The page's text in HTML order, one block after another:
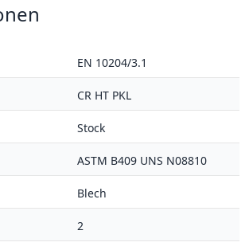
EN 10204/3.1
CR HT PKL
Stock
ASTM B409 UNS N08810
Blech
2